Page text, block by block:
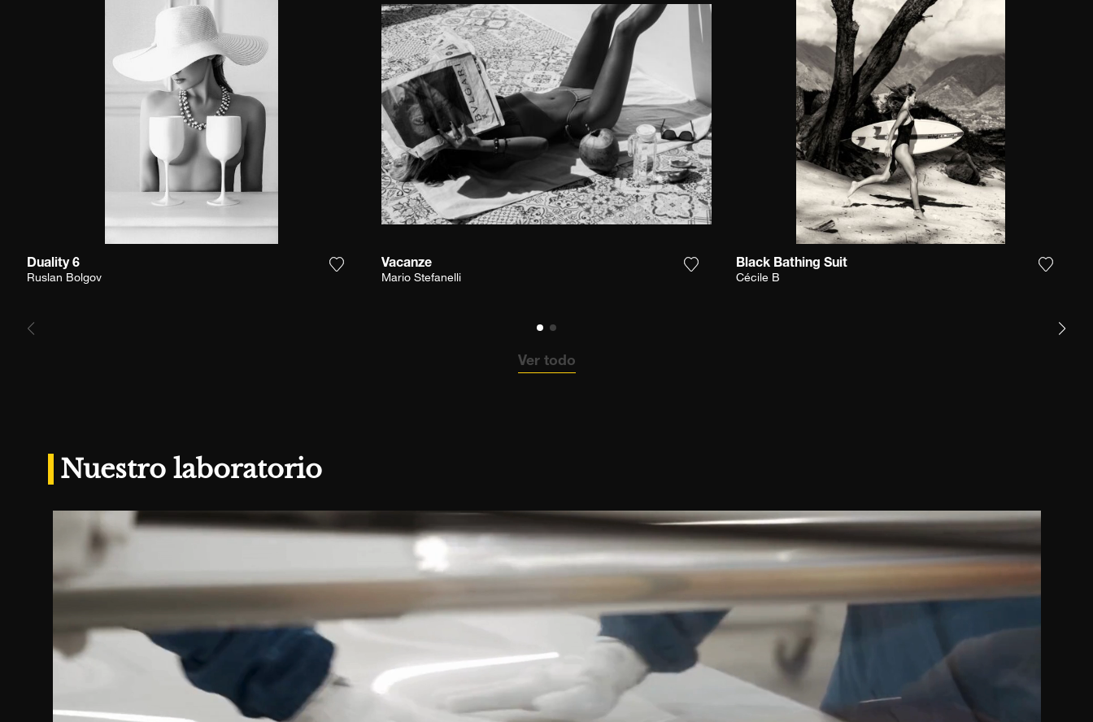
Duality 6
Ruslan Bolgov Agrega la fotografía a mi lista de deseos
Vacanze
Mario Stefanelli Agrega la fotografía a mi lista de deseos
Black Bathing Suit
Cécile B
Ver todo
Nuestro laboratorio